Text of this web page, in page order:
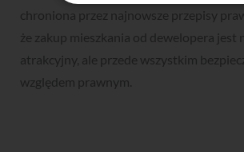
chroniona przez najnowsze przepisy
że zakup mieszkania od dewelopera jest
atrakcyjny, ale przede wszystkim
względem prawnym.